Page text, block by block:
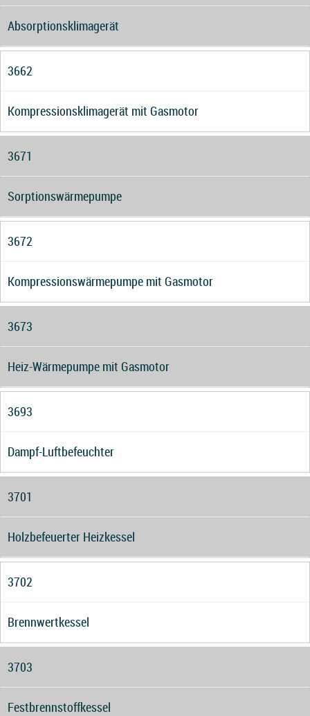
Absorptionsklimagerät
3662
Kompressionsklimagerät mit Gasmotor
3671
Sorptionswärmepumpe
3672
Kompressionswärmepumpe mit Gasmotor
3673
Heiz-Wärmepumpe mit Gasmotor
3693
Dampf-Luftbefeuchter
3701
Holzbefeuerter Heizkessel
3702
Brennwertkessel
3703
Festbrennstoffkessel